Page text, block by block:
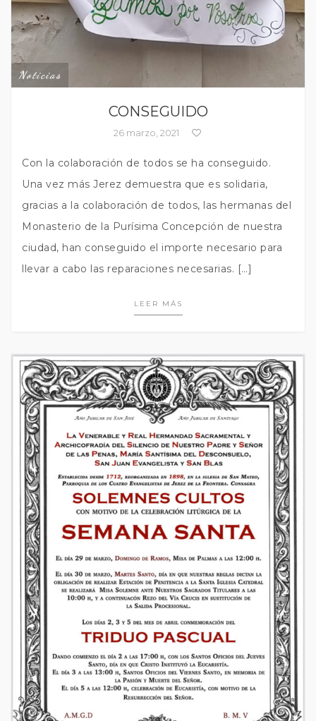
Noticias
CONSEGUIDO
26 marzo, 2021
Con la colaboración de todos se ha conseguido.
Una vez más Jerez demuestra que es solidaria,
gracias a la colaboración de todos, las hermanas del
Monasterio de la Purísima Concepción de nuestra
ciudad, han conseguido el importe necesario para
llevar a cabo las reparaciones necesarias. […]
LEER MÁS